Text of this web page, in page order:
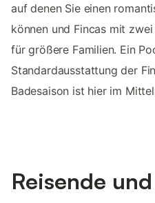
auf denen Sie einen
können und Fincas mit
für größere Familien. Ein
Standardausstattung der
Badesaison ist hier im
Reisende